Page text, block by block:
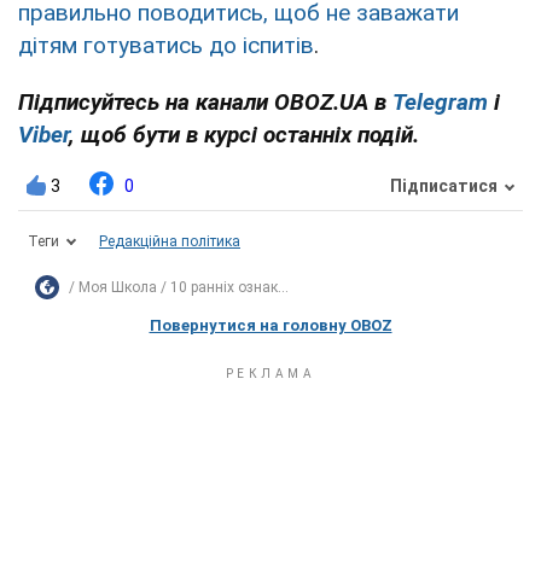
правильно поводитись, щоб не заважати
дітям готуватись до іспитів.
Підписуйтесь на канали OBOZ.UA в Telegram і
Viber, щоб бути в курсі останніх подій.
3 0 Підписатися
Теги Редакційна політика
Моя Школа 10 ранніх ознак...
Повернутися на головну OBOZ